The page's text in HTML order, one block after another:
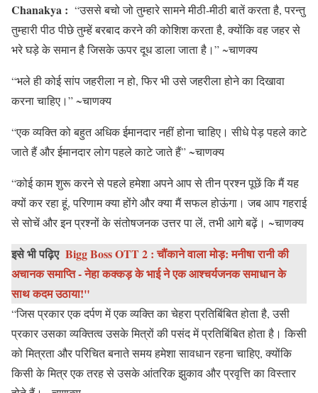
Chanakya : “उससे बचो जो तुम्हारे सामने मीठी-मीठी बातें करता है, परन्तु
तुम्हारी पीठ पीछे तुम्हें बरबाद करने की कोशिश करता है, क्योंकि वह जहर से
भरे घड़े के समान है जिसके ऊपर दूध डाला जाता है।” ~चाणक्य
“भले ही कोई सांप जहरीला न हो, फिर भी उसे जहरीला होने का दिखावा
करना चाहिए।” ~चाणक्य
“एक व्यक्ति को बहुत अधिक ईमानदार नहीं होना चाहिए। सीधे पेड़ पहले काटे
जाते हैं और ईमानदार लोग पहले काटे जाते हैं” ~चाणक्य
“कोई काम शुरू करने से पहले हमेशा अपने आप से तीन प्रश्न पूछें कि मैं यह
क्यों कर रहा हूं, परिणाम क्या होंगे और क्या मैं सफल होऊंगा। जब आप गहराई
से सोचें और इन प्रश्नों के संतोषजनक उत्तर पा लें, तभी आगे बढ़ें। ~चाणक्य
इसे भी पढ़िए Bigg Boss OTT 2 : चौंकाने वाला मोड़: मनीषा रानी की
अचानक समाप्ति - नेहा कक्कड़ के भाई ने एक आश्चर्यजनक समाधान के
साथ कदम उठाया!"
“जिस प्रकार एक दर्पण में एक व्यक्ति का चेहरा प्रतिबिंबित होता है, उसी
प्रकार उसका व्यक्तित्व उसके मित्रों की पसंद में प्रतिबिंबित होता है। किसी
को मित्रता और परिचित बनाते समय हमेशा सावधान रहना चाहिए, क्योंकि
किसी के मित्र एक तरह से उसके आंतरिक झुकाव और प्रवृत्ति का विस्तार